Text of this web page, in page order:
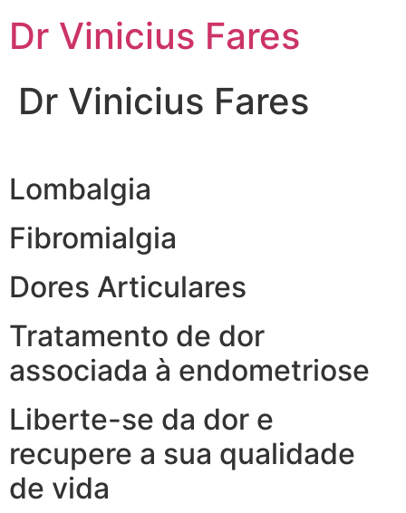
para
Dr Vinicius Fares
Dr Vinicius Fares
Lombalgia
Fibromialgia
Dores Articulares
Tratamento de dor
associada à endometriose
Liberte-se da dor e
recupere a sua qualidade
de vida